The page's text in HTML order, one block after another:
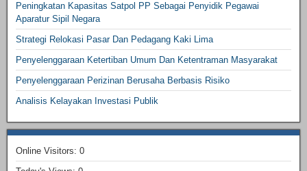
Peningkatan Kapasitas Satpol PP Sebagai Penyidik Pegawai
Aparatur Sipil Negara
Strategi Relokasi Pasar Dan Pedagang Kaki Lima
Penyelenggaraan Ketertiban Umum Dan Ketentraman Masyarakat
Penyelenggaraan Perizinan Berusaha Berbasis Risiko
Analisis Kelayakan Investasi Publik
Online Visitors: 0